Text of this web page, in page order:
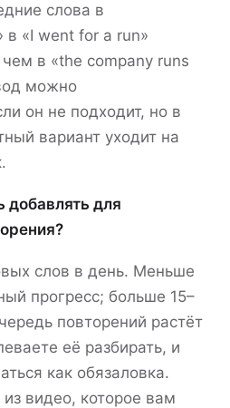
слова в
в «I went for a run»
в «the company runs
можно
он не подходит, но в
вариант уходит на
добавлять для
слов в день. Меньше
прогресс; больше 15–
повторений растёт
её разбирать, и
как обязаловка.
видео, которое вам